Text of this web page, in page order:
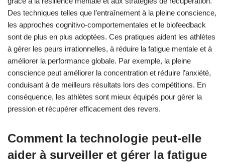
Des techniques telles que l’entraînement à la pleine conscience,
les approches cognitivo-comportementales et le biofeedback
sont de plus en plus adoptées. Ces pratiques aident les athlètes
à gérer les peurs irrationnelles, à réduire la fatigue mentale et à
améliorer la performance globale. Par exemple, la pleine
conscience peut améliorer la concentration et réduire l’anxiété,
conduisant à de meilleurs résultats lors des compétitions. En
conséquence, les athlètes sont mieux équipés pour gérer la
pression et récupérer efficacement des revers.
Comment la technologie peut-elle
aider à surveiller et gérer la fatigue